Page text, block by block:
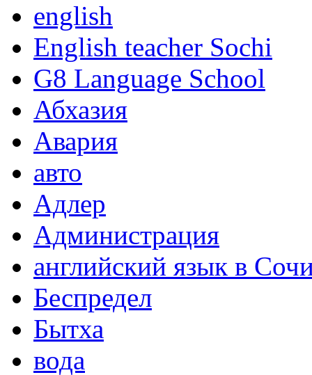
english
English teacher Sochi
G8 Language School
Абхазия
Авария
авто
Адлер
Администрация
английский язык в
Беспредел
Бытха
вода